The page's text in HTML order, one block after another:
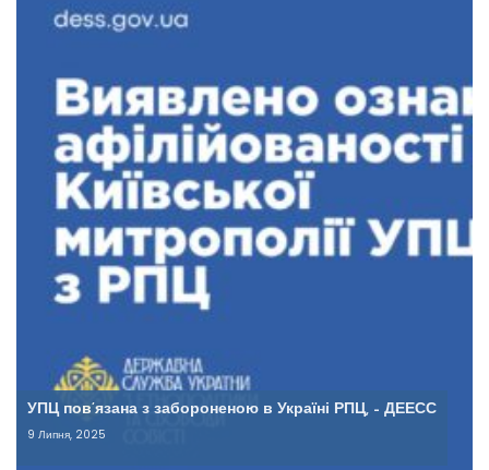
УПЦ пов’язана з забороненою в Україні РПЦ, – ДЕЕСС
9 Липня, 2025